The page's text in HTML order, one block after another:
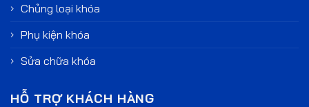
Chủng loại khóa
Phụ kiện khóa
Sửa chữa khóa
HỖ TRỢ KHÁCH HÀNG